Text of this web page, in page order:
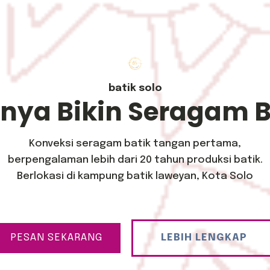
batik solo
Bikin Seragam
Konveksi seragam batik tangan pertama,
berpengalaman lebih dari 20 tahun produksi batik.
Berlokasi di kampung batik laweyan, Kota Solo
PESAN SEKARANG LEBIH LENGKAP